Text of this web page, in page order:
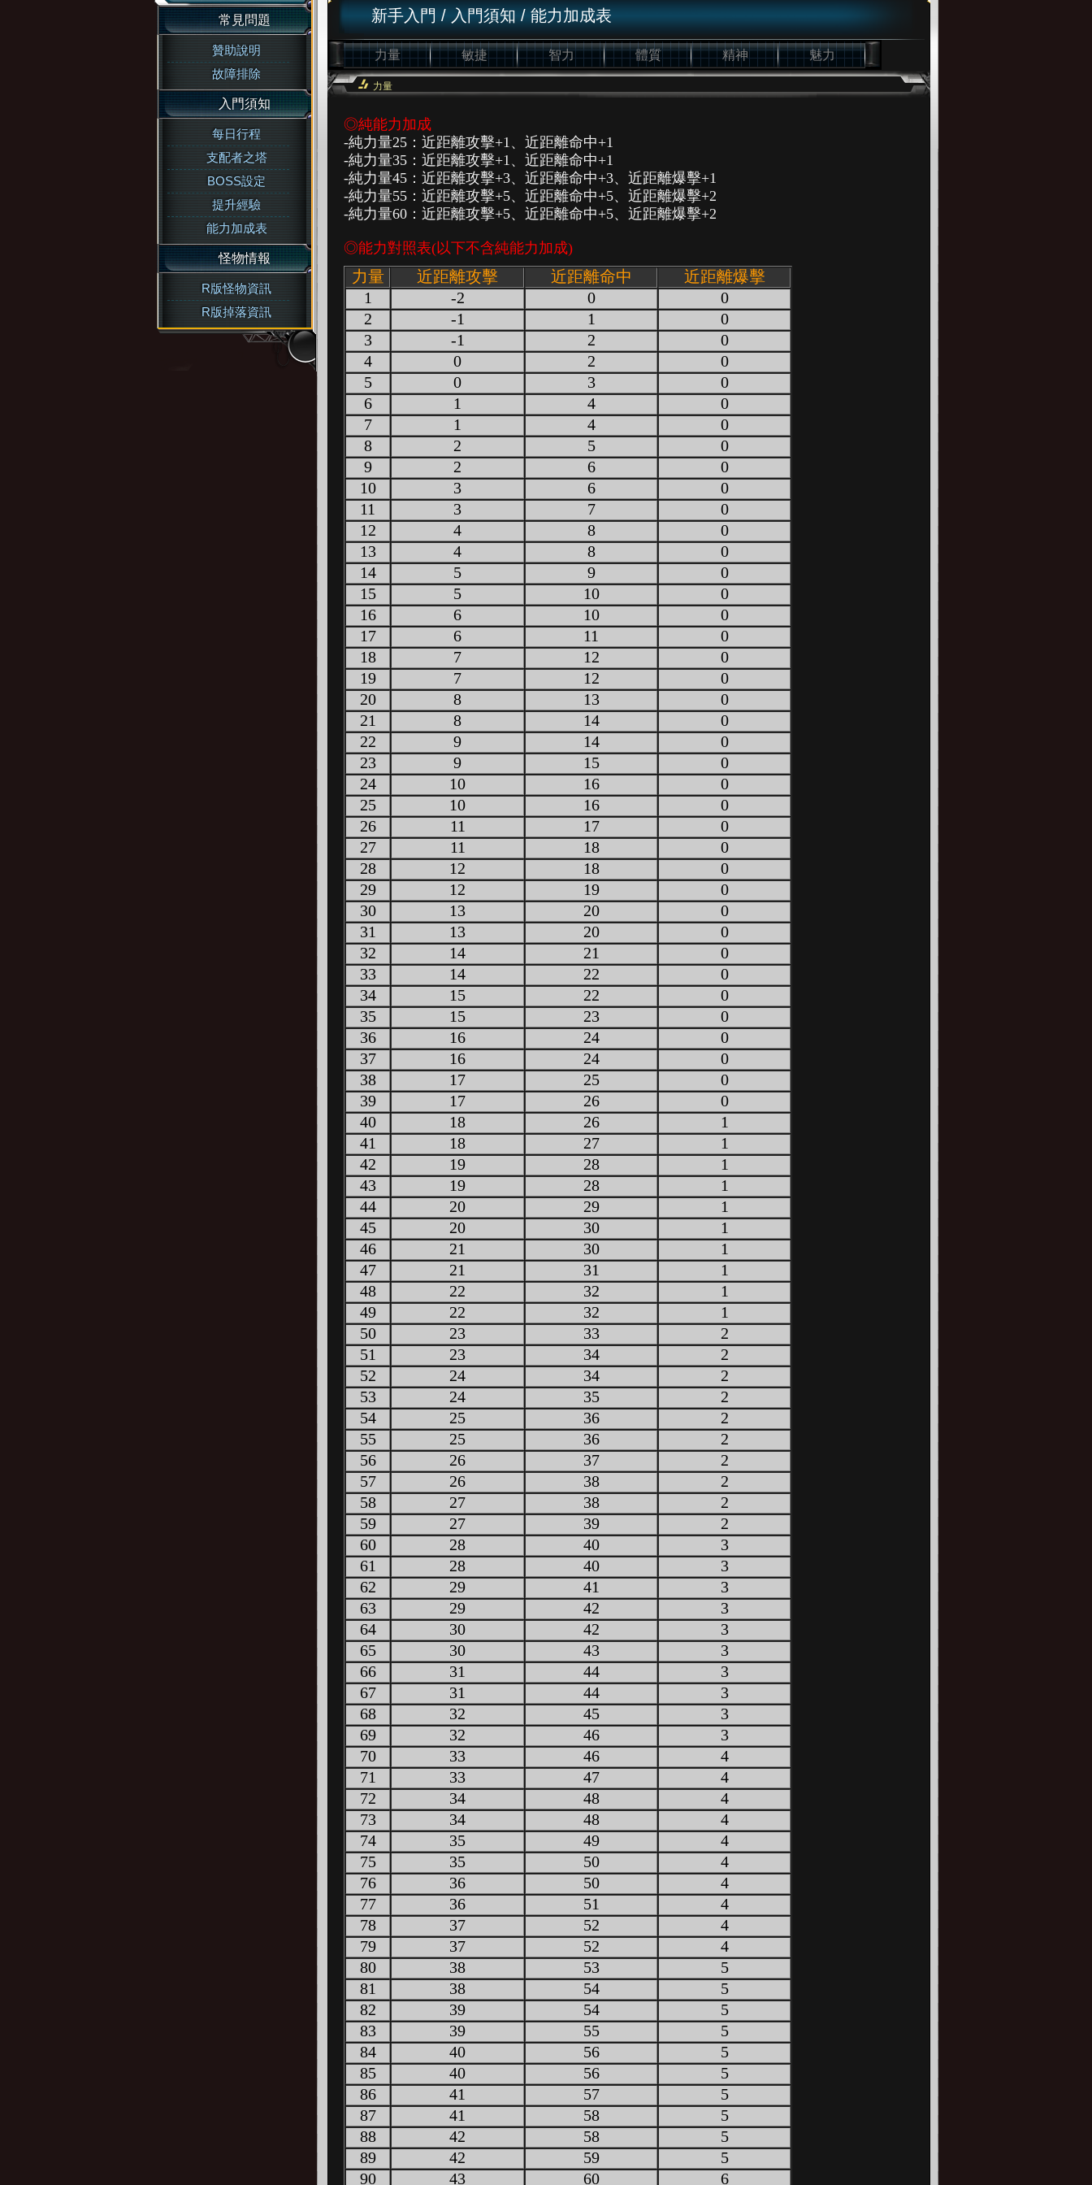
常見問題
贊助說明
故障排除
入門須知
每日行程
支配者之塔
BOSS設定
提升經驗
能力加成表
怪物情報
R版怪物資訊
R版掉落資訊
新手入門 / 入門須知 / 能力加成表
力量 敏捷 智力 體質 精神 魅力
力量
◎純能力加成
-純力量25：近距離攻擊+1、近距離命中+1
-純力量35：近距離攻擊+1、近距離命中+1
-純力量45：近距離攻擊+3、近距離命中+3、近距離爆擊+1
-純力量55：近距離攻擊+5、近距離命中+5、近距離爆擊+2
-純力量60：近距離攻擊+5、近距離命中+5、近距離爆擊+2
◎能力對照表(以下不含純能力加成)
力量 近距離攻擊 近距離命中
近距離爆擊
1
-2 0
0
2
-1 1
0
3
-1 2
0
4
0 2
0
5
0 3
0
6
1 4
0
7
1 4
0
8
2 5
0
9
2 6
0
10
3 6
0
11
3 7
0
12
4 8
0
13
4 8
0
14
5 9
0
15
5 10
0
16
6 10
0
17
6 11
0
18
7 12
0
19
7 12
0
20
8 13
0
21
8 14
0
22
9 14
0
23
9 15
0
24
10 16
0
25
10 16
0
26
11 17
0
27
11 18
0
28
12 18
0
29
12 19
0
30
13 20
0
31
13 20
0
32
14 21
0
33
14 22
0
34
15 22
0
35
15 23
0
36
16 24
0
37
16 24
0
38
17 25
0
39
17 26
0
40
18 26
1
41
18 27
1
42
19 28
1
43
19 28
1
44
20 29
1
45
20 30
1
46
21 30
1
47
21 31
1
48
22 32
1
49
22 32
1
50
23 33
2
51
23 34
2
52
24 34
2
53
24 35
2
54
25 36
2
55
25 36
2
56
26 37
2
57
26 38
2
58
27 38
2
59
27 39
2
60
28 40
3
61
28 40
3
62
29 41
3
63
29 42
3
64
30 42
3
65
30 43
3
66
31 44
3
67
31 44
3
68
32 45
3
69
32 46
3
70
33 46
4
71
33 47
4
72
34 48
4
73
34 48
4
74
35 49
4
75
35 50
4
76
36 50
4
77
36 51
4
78
37 52
4
79
37 52
4
80
38 53
5
81
38 54
5
82
39 54
5
83
39 55
5
84
40 56
5
85
40 56
5
86
41 57
5
87
41 58
5
88
42 58
5
89
42 59
5
90
43 60 6